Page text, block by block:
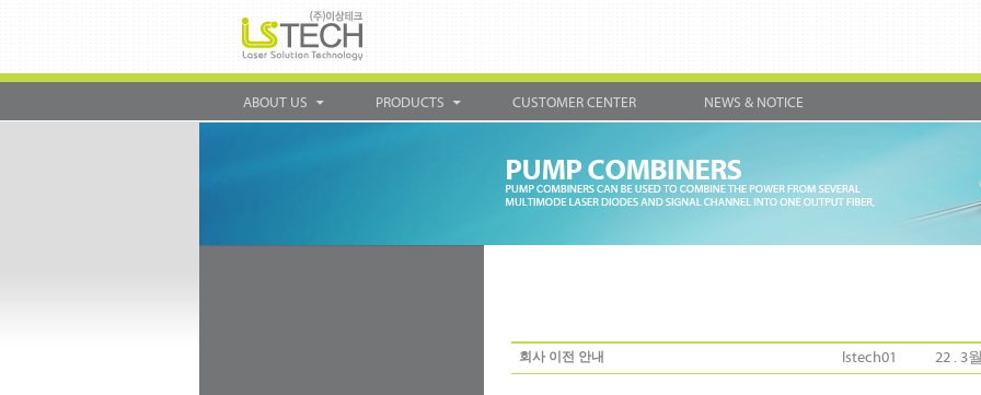
ABOUT US PRODUCTS CUSTOMER CENTER NEWS & NOTICE
회사 이전 안내 lstech01 22 . 3